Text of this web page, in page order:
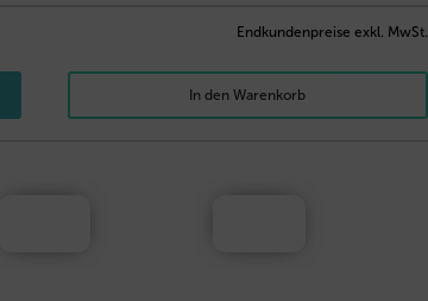
Endkundenpreise exkl. MwSt.
In den Warenkorb